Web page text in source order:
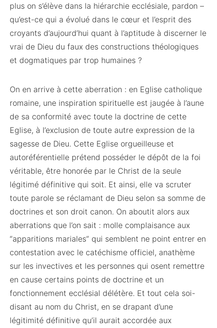
plus on s’élève dans la hiérarchie ecclésiale, pardon –
qu’est-ce qui a évolué dans le cœur et l’esprit des
croyants d’aujourd’hui quant à l’aptitude à discerner le
vrai de Dieu du faux des constructions théologiques
et dogmatiques par trop humaines ?
On en arrive à cette aberration : en Eglise catholique
romaine, une inspiration spirituelle est jaugée à l’aune
de sa conformité avec toute la doctrine de cette
Eglise, à l’exclusion de toute autre expression de la
sagesse de Dieu. Cette Eglise orgueilleuse et
autoréférentielle prétend posséder le dépôt de la foi
véritable, être honorée par le Christ de la seule
légitimé définitive qui soit. Et ainsi, elle va scruter
toute parole se réclamant de Dieu selon sa somme de
doctrines et son droit canon. On aboutit alors aux
aberrations que l’on sait : molle complaisance aux
“apparitions mariales” qui semblent ne point entrer en
contestation avec le catéchisme officiel, anathème
sur les invectives et les personnes qui osent remettre
en cause certains points de doctrine et un
fonctionnement ecclésial délétère. Et tout cela soi-
disant au nom du Christ, en se drapant d’une
légitimité définitive qu’il aurait accordée aux